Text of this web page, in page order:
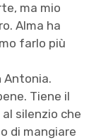
ma mio
Alma ha
farlo più
Antonia.
Tiene il
silenzio che
di mangiare